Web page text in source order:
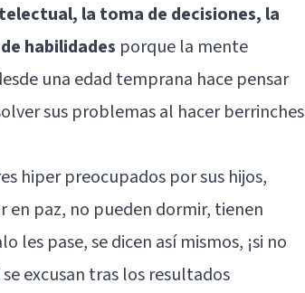
la toma de decisiones, la
habilidades porque la mente
una edad temprana hace pensar
sus problemas al hacer berrinches
hiper preocupados por sus hijos,
en paz, no pueden dormir, tienen
les pase, se dicen así mismos, ¡si no
excusan tras los resultados